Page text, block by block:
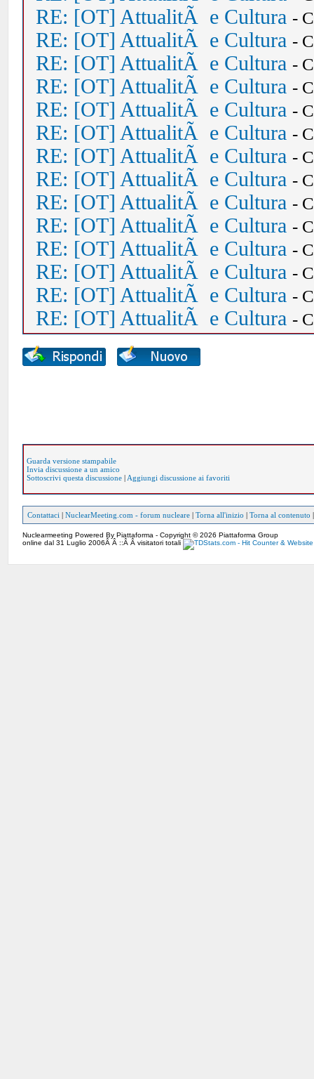
RE: [OT] AttualitÃ e Cultura -
RE: [OT] AttualitÃ e Cultura -
RE: [OT] AttualitÃ e Cultura -
RE: [OT] AttualitÃ e Cultura -
RE: [OT] AttualitÃ e Cultura -
RE: [OT] AttualitÃ e Cultura -
RE: [OT] AttualitÃ e Cultura -
RE: [OT] AttualitÃ e Cultura -
RE: [OT] AttualitÃ e Cultura -
RE: [OT] AttualitÃ e Cultura -
RE: [OT] AttualitÃ e Cultura -
RE: [OT] AttualitÃ e Cultura -
RE: [OT] AttualitÃ e Cultura -
RE: [OT] AttualitÃ e Cultura -
Guarda versione stampabile
Invia discussione a un amico
Sottoscrivi questa discussione | Aggiungi discussione ai favoriti
Contattaci |NuclearMeeting.com - forum nucleare |Torna all'inizio |Torna al contenuto
Nuclearmeeting Powered By Piattaforma - Copyright © 2026 Piattaforma Group
online dal 31 Luglio 2006Â Â ::Â Â visitatori totali